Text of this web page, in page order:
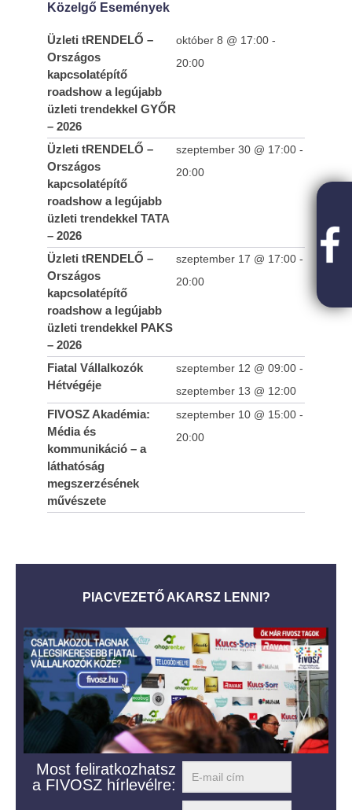
Közelgő Események
Üzleti tRENDELŐ –
Országos
kapcsolatépítő
roadshow a legújabb
üzleti trendekkel GYŐR
– 2026
október 8 @ 17:00 -
20:00
Üzleti tRENDELŐ –
Országos
kapcsolatépítő
roadshow a legújabb
üzleti trendekkel TATA
– 2026
szeptember 30 @ 17:00 -
20:00
Üzleti tRENDELŐ –
Országos
kapcsolatépítő
roadshow a legújabb
üzleti trendekkel PAKS
– 2026
szeptember 17 @ 17:00 -
20:00
Fiatal Vállalkozók
Hétvégéje
szeptember 12 @ 09:00 -
szeptember 13 @ 12:00
FIVOSZ Akadémia:
Média és
kommunikáció – a
láthatóság
megszerzésének
művészete
szeptember 10 @ 15:00 -
20:00
PIACVEZETŐ AKARSZ LENNI?
Most feliratkozhatsz
a FIVOSZ hírlevélre: